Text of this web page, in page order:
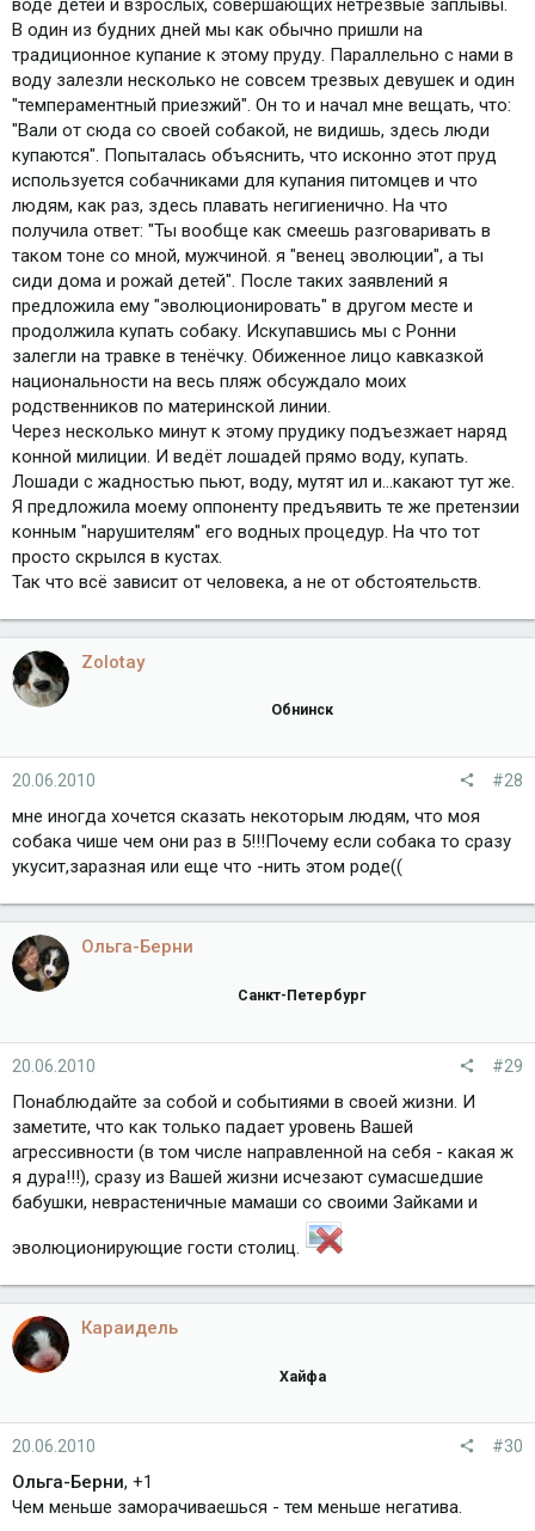
воде детей и взрослых, совершающих нетрезвые заплывы.
В один из будних дней мы как обычно пришли на
традиционное купание к этому пруду. Параллельно с нами в
воду залезли несколько не совсем трезвых девушек и один
"темпераментный приезжий". Он то и начал мне вещать, что:
"Вали от сюда со своей собакой, не видишь, здесь люди
купаются". Попыталась объяснить, что исконно этот пруд
используется собачниками для купания питомцев и что
людям, как раз, здесь плавать негигиенично. На что
получила ответ: "Ты вообще как смеешь разговаривать в
таком тоне со мной, мужчиной. я "венец эволюции", а ты
сиди дома и рожай детей". После таких заявлений я
предложила ему "эволюционировать" в другом месте и
продолжила купать собаку. Искупавшись мы с Ронни
залегли на травке в тенёчку. Обиженное лицо кавказкой
национальности на весь пляж обсуждало моих
родственников по материнской линии.
Через несколько минут к этому прудику подъезжает наряд
конной милиции. И ведёт лошадей прямо воду, купать.
Лошади с жадностью пьют, воду, мутят ил и...какают тут же.
Я предложила моему оппоненту предъявить те же претензии
конным "нарушителям" его водных процедур. На что тот
просто скрылся в кустах.
Так что всё зависит от человека, а не от обстоятельств.
Zolotay
Обнинск
20.06.2010 #28
мне иногда хочется сказать некоторым людям, что моя
собака чише чем они раз в 5!!!Почему если собака то сразу
укусит,заразная или еще что -нить этом роде((
Ольга-Берни
Санкт-Петербург
20.06.2010 #29
Понаблюдайте за собой и событиями в своей жизни. И
заметите, что как только падает уровень Вашей
агрессивности (в том числе направленной на себя - какая ж
я дура!!!), сразу из Вашей жизни исчезают сумасшедшие
бабушки, неврастеничные мамаши со своими Зайками и
эволюционирующие гости столиц.
Караидель
Хайфа
20.06.2010 #30
Ольга-Берни, +1
Чем меньше заморачиваешься - тем меньше негатива.